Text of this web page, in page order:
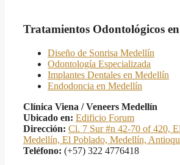
Tratamientos Odontológicos
Diseño de Sonrisa Medellín
Odontología Especializada
Implantes Dentales en Medellín
Endodoncia en Medellín
Clínica Viena / Veneers Medellín
Ubicado en: Edificio Forum
Dirección: Cl. 7 Sur #n 42-70 of 420,
Medellín, El Poblado, Medellín,
Teléfono: (+57) 322 4776418